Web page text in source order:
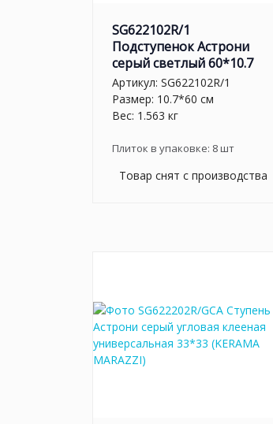
SG622102R/1
Подступенок Астрони
серый светлый 60*10.7
Артикул: SG622102R/1
Размер: 10.7*60 см
Вес: 1.563 кг
Плиток в упаковке: 8шт
Товар снят с производства